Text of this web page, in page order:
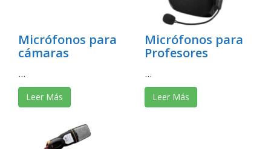
Micrófonos para
cámaras
...
Leer Más
Micrófonos para
Profesores
...
Leer Más